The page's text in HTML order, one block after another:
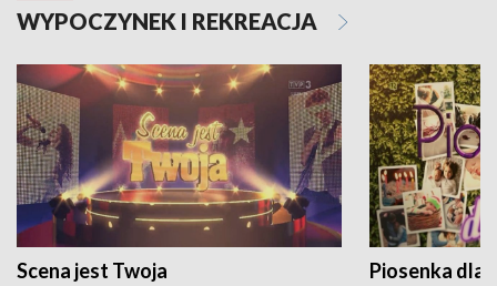
WYPOCZYNEK I REKREACJA
Scena jest Twoja Piosenka dla